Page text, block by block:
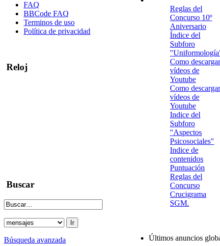
FAQ
BBCode FAQ
Terminos de uso
Política de privacidad
Reloj
Buscar
Búsqueda avanzada
Reglas del
Concurso 10º
Aniversario
Índice del
Subforo
Como descargar
vídeos de
Youtube
Como descargar
vídeos de
Youtube
Indice del
Subforo
"Aspectos
Psicosociales"
Indice de
contenidos
Puntuación
Reglas del
Concurso
Crucigrama
SGM.
Últimos anuncios